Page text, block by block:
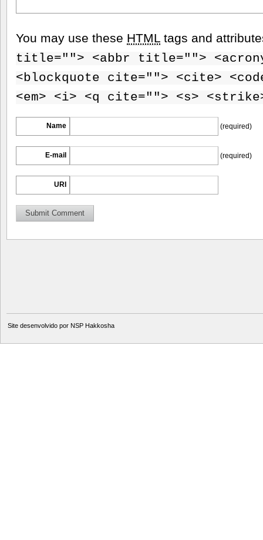
You may use these HTML tags and
title=""> <abbr title="">
<blockquote cite=""> <cite>
<em> <i> <q cite=""> <s>
Name (required)
E-mail (required)
URI
Site desenvolvido por NSP Hakkosha